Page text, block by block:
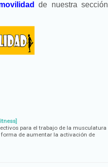
de nuestra sección
para el trabajo de la musculatura
de aumentar la activación de